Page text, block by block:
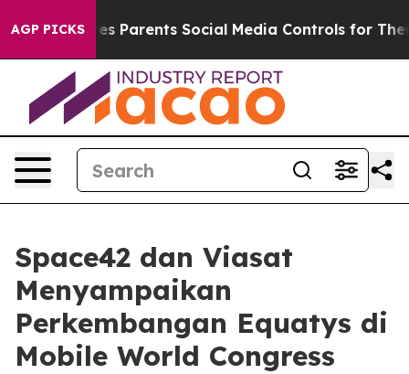
AGP PICKSParents Social Media Controls for Their Kids.
Space42 dan Viasat
Menyampaikan
Perkembangan Equatys di
Mobile World Congress